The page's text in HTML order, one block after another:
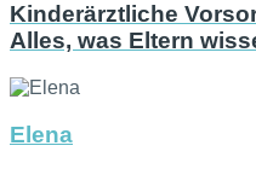
Kinderärztliche
Alles, was Eltern
Elena